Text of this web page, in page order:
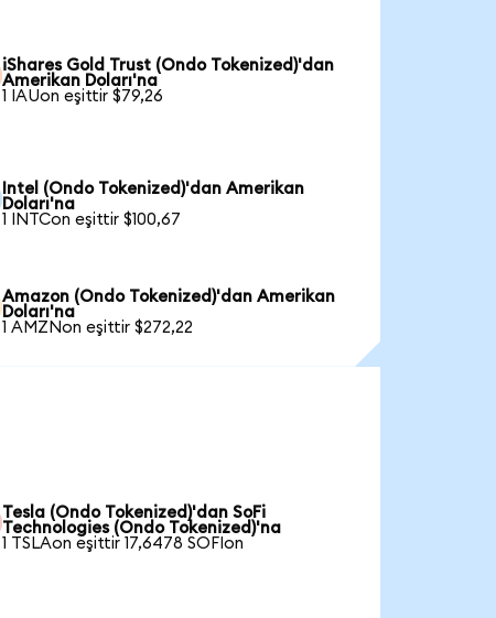
iShares Gold Trust (Ondo Tokenized)'dan
Amerikan Doları'na
1 IAUon eşittir $79,26
Intel (Ondo Tokenized)'dan Amerikan
Doları'na
1 INTCon eşittir $100,67
Amazon (Ondo Tokenized)'dan Amerikan
Doları'na
1 AMZNon eşittir $272,22
Tesla (Ondo Tokenized)'dan SoFi
Technologies (Ondo Tokenized)'na
1 TSLAon eşittir 17,6478 SOFIon